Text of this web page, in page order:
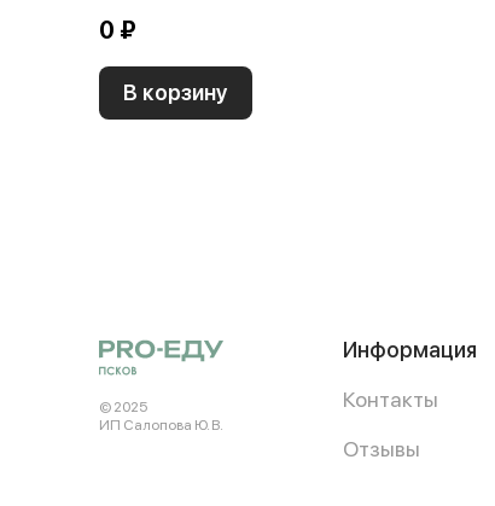
0 ₽
В корзину
© 2025
ИП Салопова Ю. В.
Информация
Контакты
Отзывы